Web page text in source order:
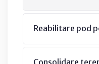
Reabilitare pod
Consolidare